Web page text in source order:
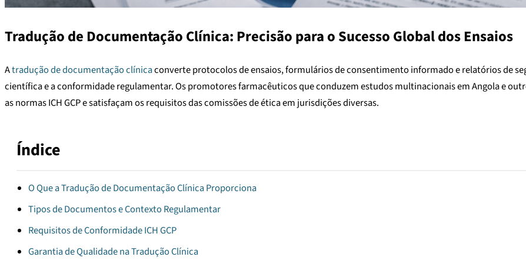
Tradução de Documentação Clínica: Precisão para o Sucesso Global dos Ensaios
Atradução de documentação clínicaconverte protocolos de ensaios, formulários de consentimento informado e relatórios de
científica e a conformidade regulamentar. Os promotores farmacêuticos que conduzem estudos multinacionais em Angola e
as normas ICH GCP e satisfaçam os requisitos das comissões de ética em jurisdições diversas.
Índice
O Que a Tradução de Documentação Clínica Proporciona
Tipos de Documentos e Contexto Regulamentar
Requisitos de Conformidade ICH GCP
Garantia de Qualidade na Tradução Clínica